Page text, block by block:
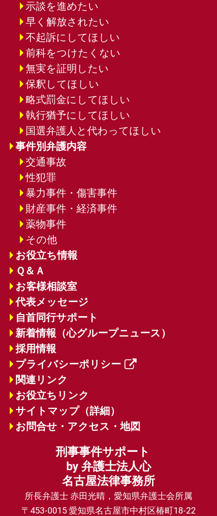
示談を進めたい
早く解放されたい
不起訴にしてほしい
前科をつけたくない
無実を証明したい
保釈してほしい
略式罰金にしてほしい
執行猶予にしてほしい
国選弁護人と代わってほしい
事件別弁護内容
交通事故
性犯罪
暴力事件・傷害事件
財産事件・経済事件
薬物事件
その他
お役立ち情報
Ｑ＆Ａ
お客様相談室
代表メッセージ
自首同行サポート
新着情報（心グループニュース）
採用情報
プライバシーポリシー
関連リンク
お役立ちリンク
サイトマップ（詳細）
お問合せ・アクセス・地図
刑事事件サポート
by 弁護士法人心
名古屋法律事務所
所長弁護士 赤田光晴，愛知県弁護士会所属
〒453-0015 愛知県名古屋市中村区椿町18-22